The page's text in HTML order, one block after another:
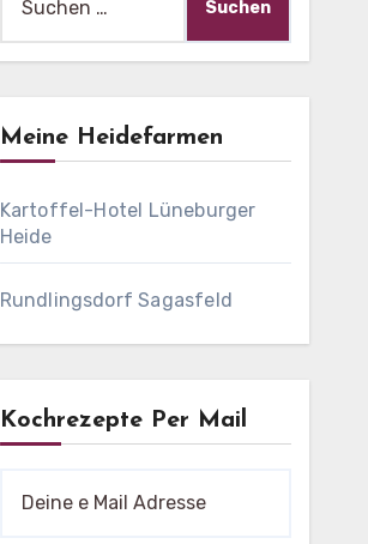
nach:
Meine Heidefarmen
Kartoffel-Hotel Lüneburger
Heide
Rundlingsdorf Sagasfeld
Kochrezepte Per Mail